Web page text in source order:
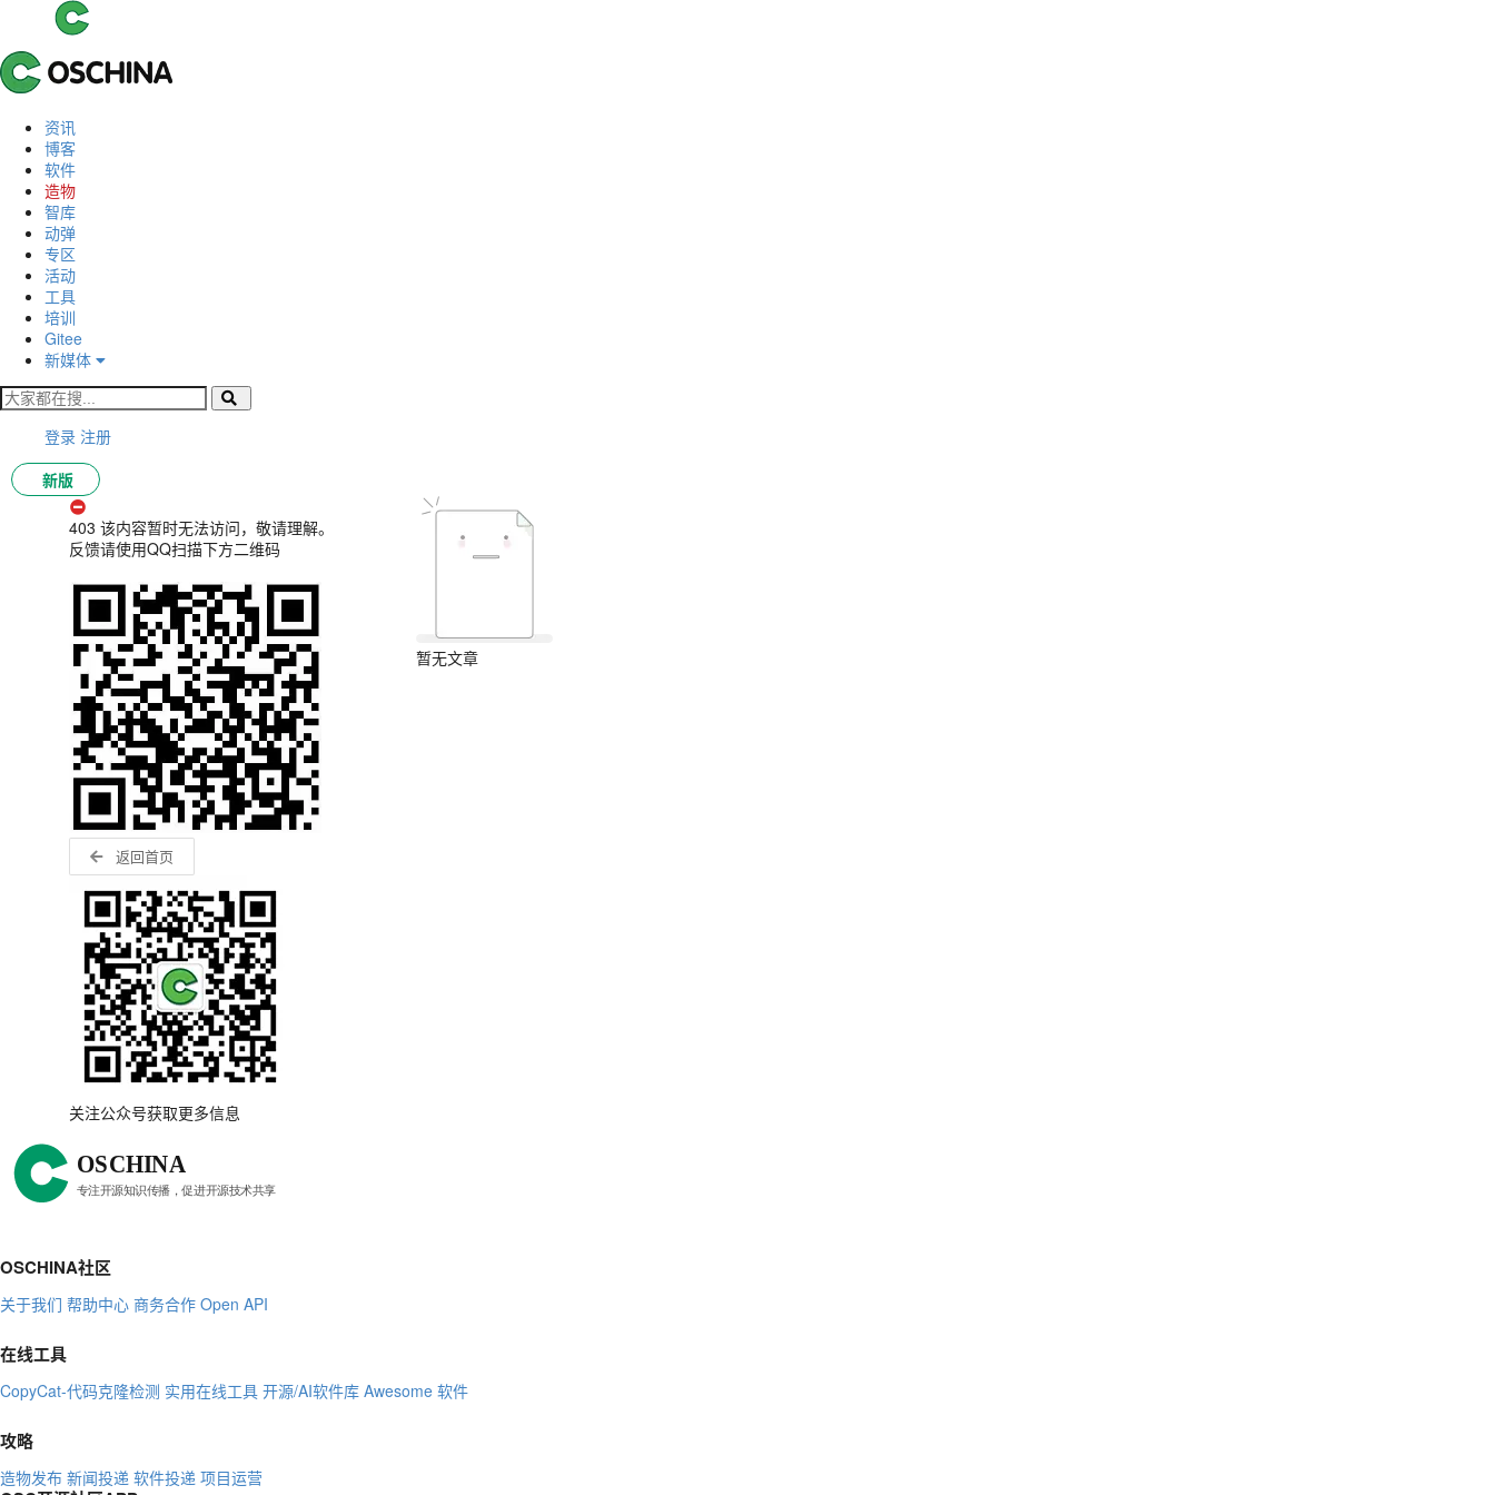
资讯
博客
软件
造物
智库
动弹
专区
活动
工具
培训
Gitee
新媒体
登录 注册
新版
403 该内容暂时无法访问，敬请理解。
反馈请使用QQ扫描下方二维码
返回首页
关注公众号获取更多信息
暂无文章
OSCHINA社区
关于我们 帮助中心 商务合作 Open API
在线工具
CopyCat-代码克隆检测 实用在线工具 开源/AI软件库 Awesome 软件
攻略
造物发布 新闻投递 软件投递 项目运营